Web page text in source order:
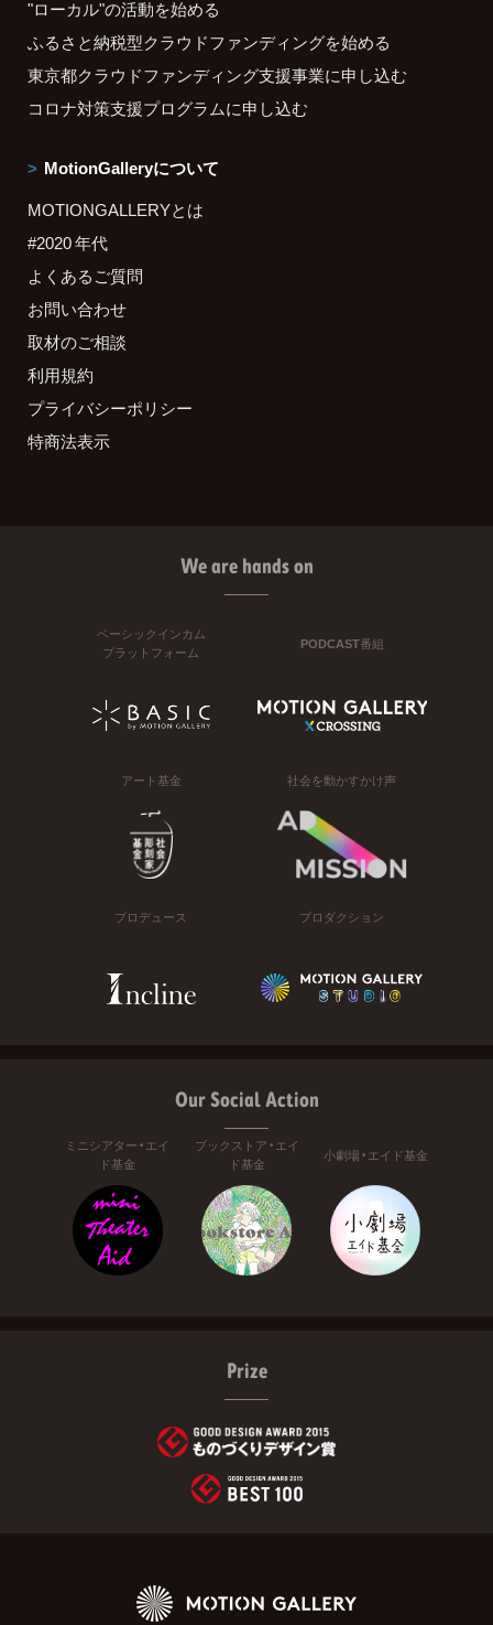
"ローカル"の活動を始める
ふるさと納税型クラウドファンディングを始める
東京都クラウドファンディング支援事業に申し込む
コロナ対策支援プログラムに申し込む
MotionGalleryについて
MOTIONGALLERYとは
#2020 年代
よくあるご質問
お問い合わせ
取材のご相談
利用規約
プライバシーポリシー
特商法表示
We are hands on
ベーシックインカム
プラットフォーム
PODCAST番組
アート基金 社会を動かすかけ声
プロデュース プロダクション
Our Social Action
ミニシアター・エイ
ド基金
ブックストア・エイ
ド基金
小劇場・エイド基金
Prize